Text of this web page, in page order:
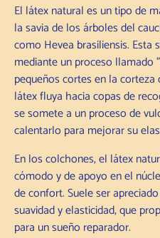
El látex natural es un tipo de
la savia de los árboles del
como Hevea brasiliensis. Esta
mediante un proceso llamado
pequeños cortes en la
látex fluya hacia copas de
se somete a un proceso de
calentarlo para mejorar su
En los colchones, el látex
cómodo y de apoyo en el
de confort. Suele ser
suavidad y elasticidad, que
para un sueño reparador.